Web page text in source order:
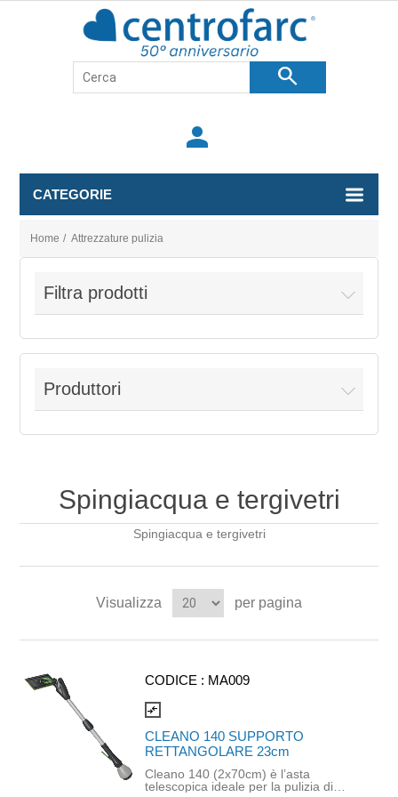
search
person
CATEGORIE
Home / Attrezzature pulizia
Filtra prodotti
Produttori
Spingiacqua e tergivetri
Spingiacqua e tergivetri
Visualizza per pagina
CODICE : MA009
compare_arrows
CLEANO 140 SUPPORTO
RETTANGOLARE 23cm
Cleano 140 (2x70cm) è l’asta
telescopica ideale per la pulizia di